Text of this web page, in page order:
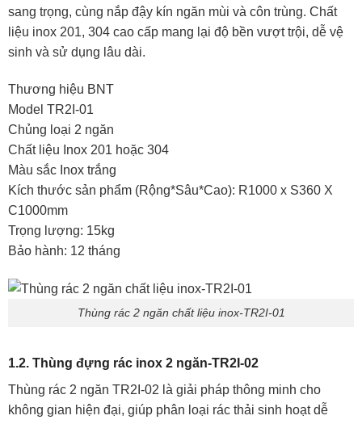
sang trọng, cùng nắp đậy kín ngăn mùi và côn trùng. Chất
liệu inox 201, 304 cao cấp mang lại độ bền vượt trội, dễ vệ
sinh và sử dụng lâu dài.
Thương hiệu BNT
Model TR2I-01
Chủng loại 2 ngăn
Chất liệu Inox 201 hoặc 304
Màu sắc Inox trắng
Kích thước sản phẩm (Rộng*Sâu*Cao): R1000 x S360 X
C1000mm
Trọng lượng: 15kg
Bảo hành: 12 tháng
Thùng rác 2 ngăn chất liệu inox-TR2I-01
1.2. Thùng đựng rác inox 2 ngăn-TR2I-02
Thùng rác 2 ngăn TR2I-02 là giải pháp thông minh cho
không gian hiện đại, giúp phân loại rác thải sinh hoạt dễ